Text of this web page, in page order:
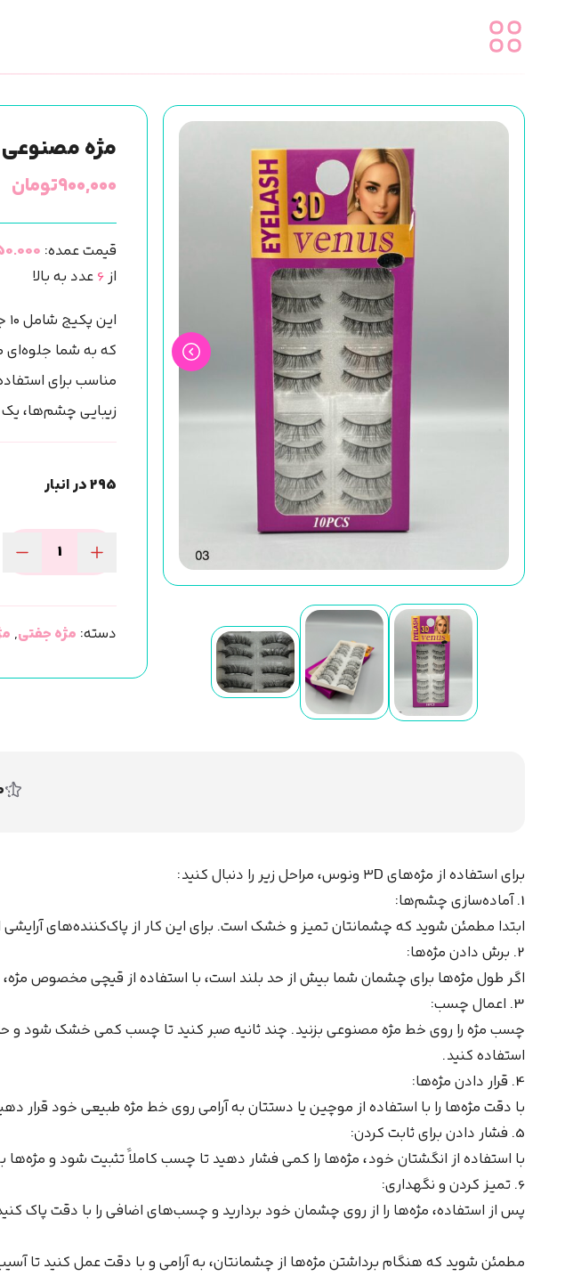
مژه مصنوعی 10جفتی 3D (ونوس) کد03
۹۰۰,۰۰۰تومان
قیمت عمده:
از6عدد به بالا
این پکیج شامل ۱۰ جفت مژه با طراحی منحصر به فرد است
که به شما
مناسب برای
زیبایی چشم‌ها، یک
295 در انبار
3D
دسته: مژه جفتی,
برای استفاده از مژه‌های ۳D ونوس، مراحل زیر را دنبال کنید:
1. آماده‌سازی چشم‌ها:
ابتدا مطمئن شوید که چشمانتان تمیز و خشک است. برای این کار از پاک‌کننده‌های آرایشی
2. برش دادن مژه‌ها:
اگر طول مژه‌ها برای چشمان شما بیش از حد بلند است، با استفاده از قیچی مخصوص مژه،
3. اعمال چسب:
چسب مژه را روی خط مژه مصنوعی بزنید. چند ثانیه صبر کنید تا چسب کمی خشک شود
استفاده کنید.
4. قرار دادن مژه‌ها:
با دقت مژه‌ها را با استفاده از موچین یا دستتان به آرامی روی خط مژه طبیعی خود
5. فشار دادن برای ثابت کردن:
با استفاده از انگشتان خود، مژه‌ها را کمی فشار دهید تا چسب کاملاً تثبیت شود و
6. تمیز کردن و نگهداری:
پس از استفاده، مژه‌ها را از روی چشمان خود بردارید و چسب‌های اضافی را با دقت پاک
مطمئن شوید که هنگام برداشتن مژه‌ها از چشمانتان، به آرامی و با دقت عمل کنید تا